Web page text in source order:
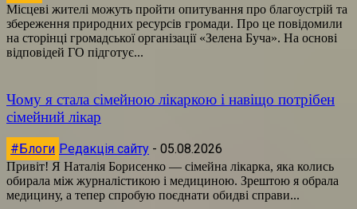
Місцеві жителі можуть пройти опитування про благоустрій та
збереження природних ресурсів громади. Про це повідомили
на сторінці громадської організації «Зелена Буча». На основі
відповідей ГО підготує...
Чому я стала сімейною лікаркою і навіщо потрібен
сімейний лікар
#Блоги Редакція сайту - 05.08.2026
Привіт! Я Наталія Борисенко — сімейна лікарка, яка колись
обирала між журналістикою і медициною. Зрештою я обрала
медицину, а тепер спробую поєднати обидві справи...